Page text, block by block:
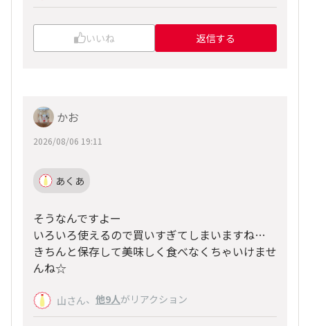
いいね 返信する
かお
2026/08/06 19:11
あくあ
そうなんですよー
いろいろ使えるので買いすぎてしまいますね…
きちんと保存して美味しく食べなくちゃいけませ
んね☆
山さん、 他9人がリアクション